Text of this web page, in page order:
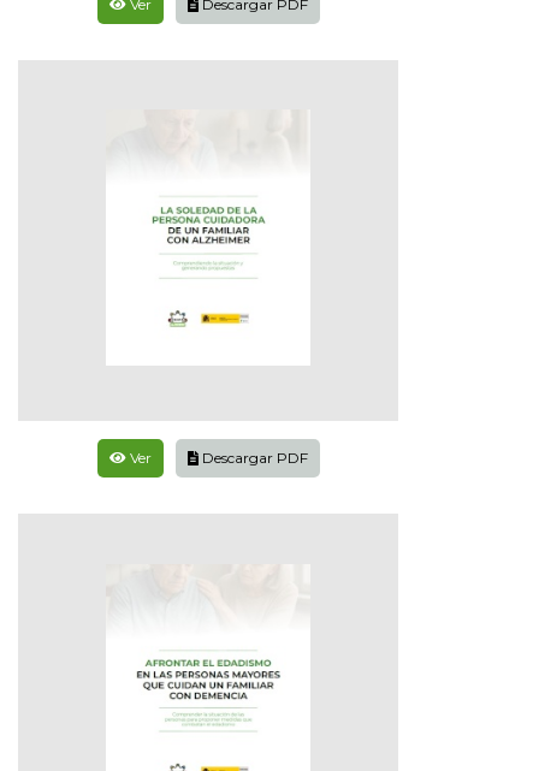
Ver Descargar PDF
Ver Descargar PDF